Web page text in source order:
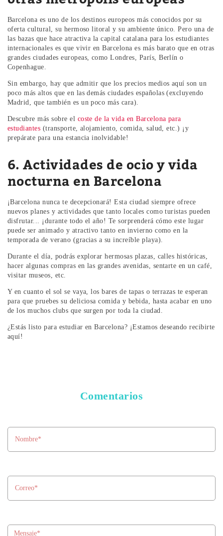
Barcelona es uno de los destinos europeos más conocidos por su
oferta cultural, su hermoso litoral y su ambiente único. Pero una de
las bazas que hace atractiva la capital catalana para los estudiantes
internacionales es que vivir en Barcelona es más barato que en otras
grandes ciudades europeas, como Londres, París, Berlín o
Copenhague.
Sin embargo, hay que admitir que los precios medios aquí son un
poco más altos que en las demás ciudades españolas (excluyendo
Madrid, que también es un poco más cara).
Descubre más sobre el coste de la vida en Barcelona para
estudiantes (transporte, alojamiento, comida, salud, etc.) ¡y
prepárate para una estancia inolvidable!
6. Actividades de ocio y vida
nocturna en Barcelona
¡Barcelona nunca te decepcionará! Esta ciudad siempre ofrece
nuevos planes y actividades que tanto locales como turistas pueden
disfrutar... ¡durante todo el año! Te sorprenderá cómo este lugar
puede ser animado y atractivo tanto en invierno como en la
temporada de verano (gracias a su increíble playa).
Durante el día, podrás explorar hermosas plazas, calles históricas,
hacer algunas compras en las grandes avenidas, sentarte en un café,
visitar museos, etc.
Y en cuanto el sol se vaya, los bares de tapas o terrazas te esperan
para que pruebes su deliciosa comida y bebida, hasta acabar en uno
de los muchos clubs que surgen por toda la ciudad.
¿Estás listo para estudiar en Barcelona? ¡Estamos deseando recibirte
aquí!
Comentarios